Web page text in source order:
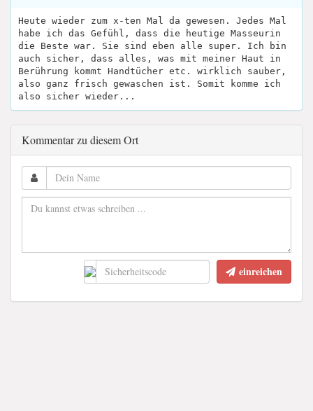
Heute wieder zum x-ten Mal da gewesen. Jedes Mal
habe ich das Gefühl, dass die heutige Masseurin
die Beste war. Sie sind eben alle super. Ich bin
auch sicher, dass alles, was mit meiner Haut in
Berührung kommt Handtücher etc. wirklich sauber,
also ganz frisch gewaschen ist. Somit komme ich
also sicher wieder...
Kommentar zu diesem Ort
einreichen